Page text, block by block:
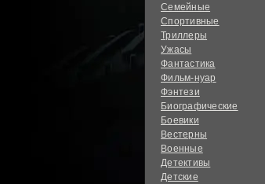
Семейные
Спортивные
Триллеры
Ужасы
Фантастика
Фильм-нуар
Фэнтези
Биографические
Боевики
Вестерны
Военные
Детективы
Детские